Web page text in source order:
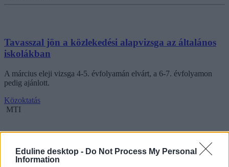
Eduline desktop - Do Not Process My Personal
Information
Tavasszal jön a közlekedési alapvizsga az általános
iskolákban
A március eleji vizsga 4-5. évfolyamán elvárt, a 6-7. évfolyamon
pedig ajánlott.
Közoktatás
MTI